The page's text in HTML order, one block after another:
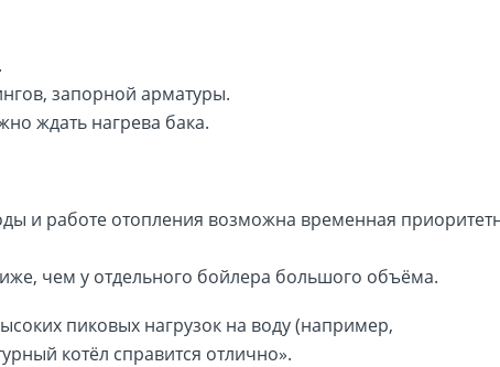
запорной арматуры.
ждать нагрева бака.
и работе отопления возможна временная
чем у отдельного бойлера большого объёма.
пиковых нагрузок на воду (например,
котёл справится отлично».